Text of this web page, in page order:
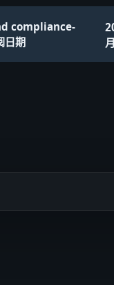
compliance-
日期